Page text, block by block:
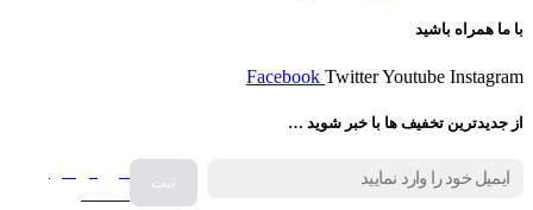
با ما همراه باشید
Facebook TwitterYoutube Instagram
از جدیدترین تخفیف ها با خبر شوید …
فروش انواع